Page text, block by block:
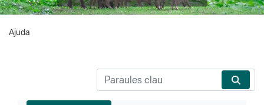
Ajuda